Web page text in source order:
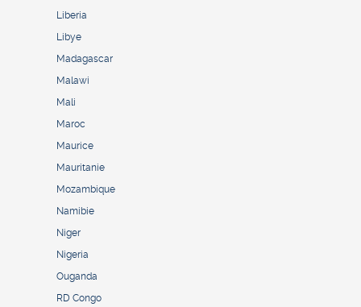
Liberia
Libye
Madagascar
Malawi
Mali
Maroc
Maurice
Mauritanie
Mozambique
Namibie
Niger
Nigeria
Ouganda
RD Congo